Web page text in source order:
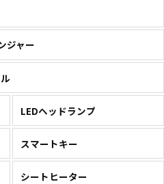
ジャー
LEDヘッドランプ
スマートキー
シートヒーター